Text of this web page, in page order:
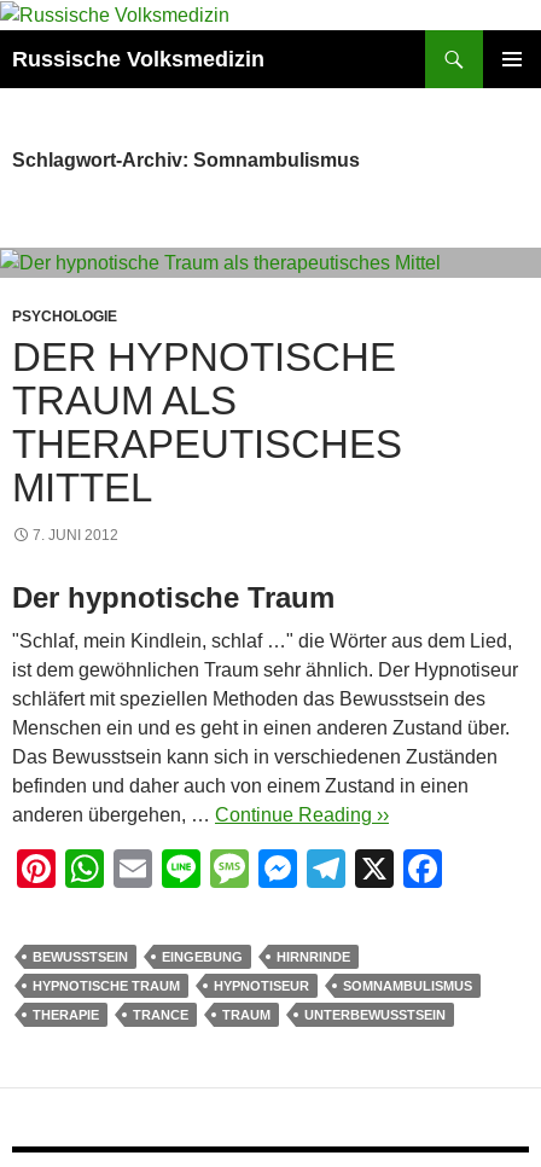
Zum
springen
Russische Volksmedizin
Schlagwort-Archiv: Somnambulismus
PSYCHOLOGIE
DER HYPNOTISCHE
TRAUM ALS
THERAPEUTISCHES
MITTEL
7. JUNI 2012
Der hypnotische Traum
"Schlaf, mein Kindlein, schlaf …" die Wörter aus dem Lied,
ist dem gewöhnlichen Traum sehr ähnlich. Der Hypnotiseur
schläfert mit speziellen Methoden das Bewusstsein des
Menschen ein und es geht in einen anderen Zustand über.
Das Bewusstsein kann sich in verschiedenen Zuständen
befinden und daher auch von einem Zustand in einen
anderen übergehen, … Continue Reading ››
Pi
er
e
st
W
at
s
A
p
E
ail
Li
e
M
ss
a
g
M
ss
e
n
er
T
e
gr
a
X
e
b
o
k
BEWUSSTSEIN EINGEBUNG
HIRNRINDE
HYPNOTISCHE TRAUM
HYPNOTISEUR
SOMNAMBULISMUS
THERAPIE
TRANCE TRAUM UNTERBEWUSSTSEIN